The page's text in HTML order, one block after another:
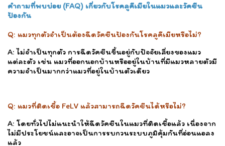
คำถามที่พบบ่อย (FAQ) เกี่ยวกับโรคลูคีเมียในแมวและวัคซีน
ป้องกัน
Q: แมวทุกตัวจำเป็นต้องฉีดวัคซีนป้องกันโรคลูคีเมียหรือไม่?
A: ไม่จำเป็นทุกตัว การฉีดวัคซีนขึ้นอยู่กับปัจจัยเสี่ยงของแมว
แต่ละตัว เช่น แมวที่ออกนอกบ้านหรืออยู่ในบ้านที่มีแมวหลายตัวมี
ความจำเป็นมากกว่าแมวที่อยู่ในบ้านตัวเดียว
Q: แมวที่ติดเชื้อ FeLV แล้วสามารถฉีดวัคซีนได้หรือไม่?
A: โดยทั่วไปไม่แนะนำให้ฉีดวัคซีนในแมวที่ติดเชื้อแล้ว เนื่องจาก
ไม่มีประโยชน์และอาจเป็นการรบกวนระบบภูมิคุ้มกันที่อ่อนแอลง
แล้ว